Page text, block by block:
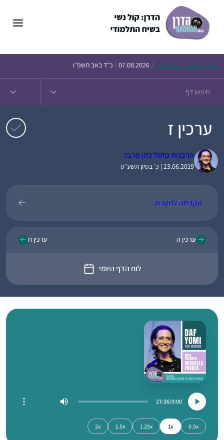
Today’s Daf – זבחים נ״ו /
07.08.2026
/ כ״ד באב תשפ״ו
ערכין ז
הרבנית מישל כהן פרבר
23.06.2019 | כ׳ בסיון תשע״ט
הקדמה למסכת
ערכין ה
לוח הדף היומי
ערכין ח
0:00
27:36
0.5x
1x
1.25x
1.5x
2x